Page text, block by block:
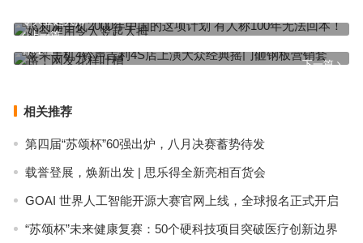
上一篇
令人竖起大拇
下一篇
苹果手机4铃声吉利4S店上演大众经典摇门砸钢板营销套路！网友花
样吐槽
相关推荐
第四届“苏颂杯”60强出炉，八月决赛蓄势待发
载誉登展，焕新出发 | 思乐得全新亮相百货会
GOAI 世界人工智能开源大赛官网上线，全球报名正式开启
“苏颂杯”未来健康复赛：50个硬科技项目突破医疗创新边界